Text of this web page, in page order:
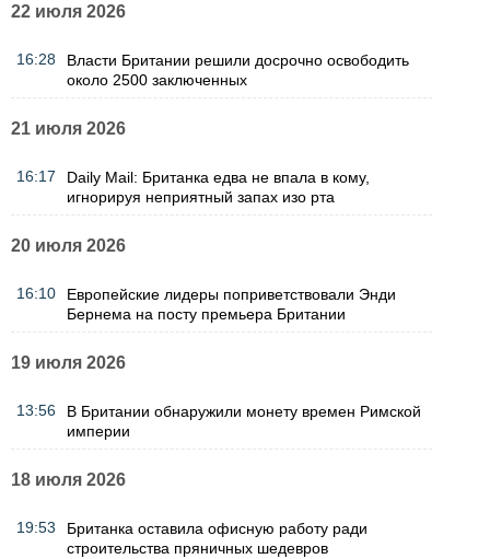
22 июля 2026
16:28
Власти Британии решили досрочно освободить
около 2500 заключенных
21 июля 2026
16:17
Daily Mail: Британка едва не впала в кому,
игнорируя неприятный запах изо рта
20 июля 2026
16:10
Европейские лидеры поприветствовали Энди
Бернема на посту премьера Британии
19 июля 2026
13:56
В Британии обнаружили монету времен Римской
империи
18 июля 2026
19:53
Британка оставила офисную работу ради
строительства пряничных шедевров